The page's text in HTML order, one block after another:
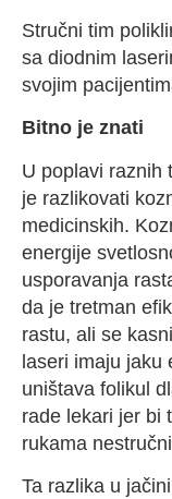
Stručni tim
sa diodnim
svojim
Bitno je znati
U poplavi raznih
je razlikovati
medicinskih.
energije
usporavanja
da je tretman
rastu, ali se
laseri imaju jaku
uništava folikul
rade lekari jer bi
rukama
Ta razlika u